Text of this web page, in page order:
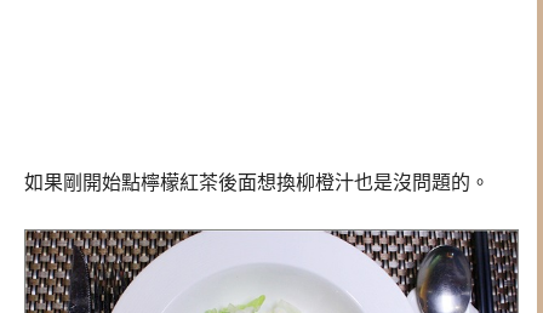
如果剛開始點檸檬紅茶後面想換柳橙汁也是沒問題的。